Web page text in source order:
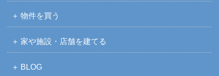
物件を買う
家や施設・店舗を建てる
BLOG